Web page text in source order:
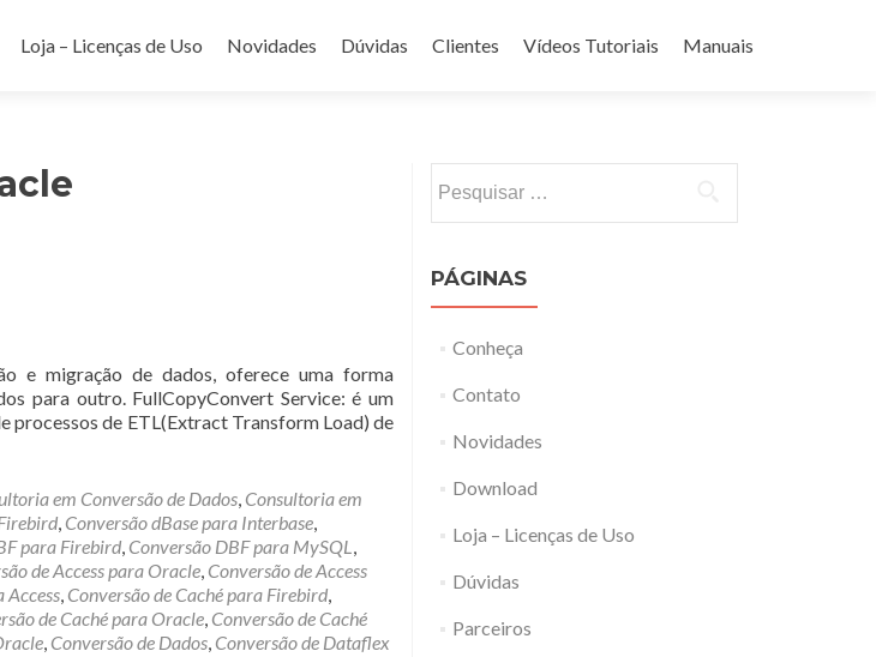
Loja – Licenças de Uso Novidades Dúvidas Clientes Vídeos Tutoriais Manuais
e migração de dados, oferece uma forma
para outro. FullCopyConvert Service: é um
processos de ETL(Extract Transform Load) de
em Conversão de Dados, Consultoria em
, Conversão dBase para Interbase,
para Firebird, Conversão DBF para MySQL,
de Access para Oracle, Conversão de Access
Access, Conversão de Caché para Firebird,
de Caché para Oracle, Conversão de Caché
, Conversão de Dados, Conversão de Dataflex
por:
PÁGINAS
Conheça
Contato
Novidades
Download
Loja – Licenças de Uso
Dúvidas
Parceiros